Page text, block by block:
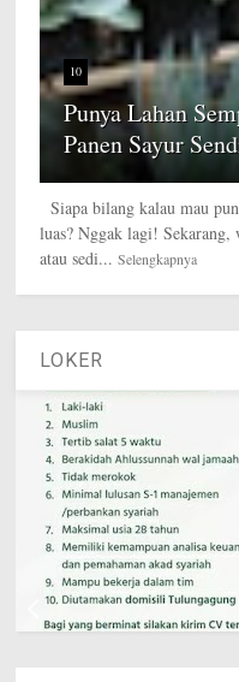
10
Punya Lahan
Panen Sayur
Siapa bilang kalau mau
luas? Nggak lagi! Sekarang,
atau sedi... Selengkapnya
LOKER